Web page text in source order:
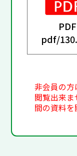
PDF
pdf/
非会員の
閲覧出来
間の資料を